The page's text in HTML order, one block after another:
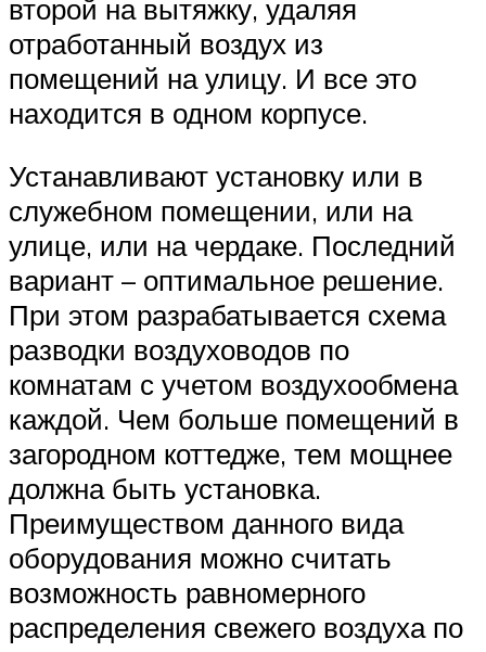
второй на вытяжку, удаляя
отработанный воздух из
помещений на улицу. И все это
находится в одном корпусе.
Устанавливают установку или в
служебном помещении, или на
улице, или на чердаке. Последний
вариант – оптимальное решение.
При этом разрабатывается схема
разводки воздуховодов по
комнатам с учетом воздухообмена
каждой. Чем больше помещений в
загородном коттедже, тем мощнее
должна быть установка.
Преимуществом данного вида
оборудования можно считать
возможность равномерного
распределения свежего воздуха по